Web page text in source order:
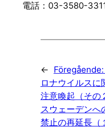
電話：03-3580-
← Föregående:
ロナウイルスに
注意喚起（その
スウェーデンへ
禁止の再延長（